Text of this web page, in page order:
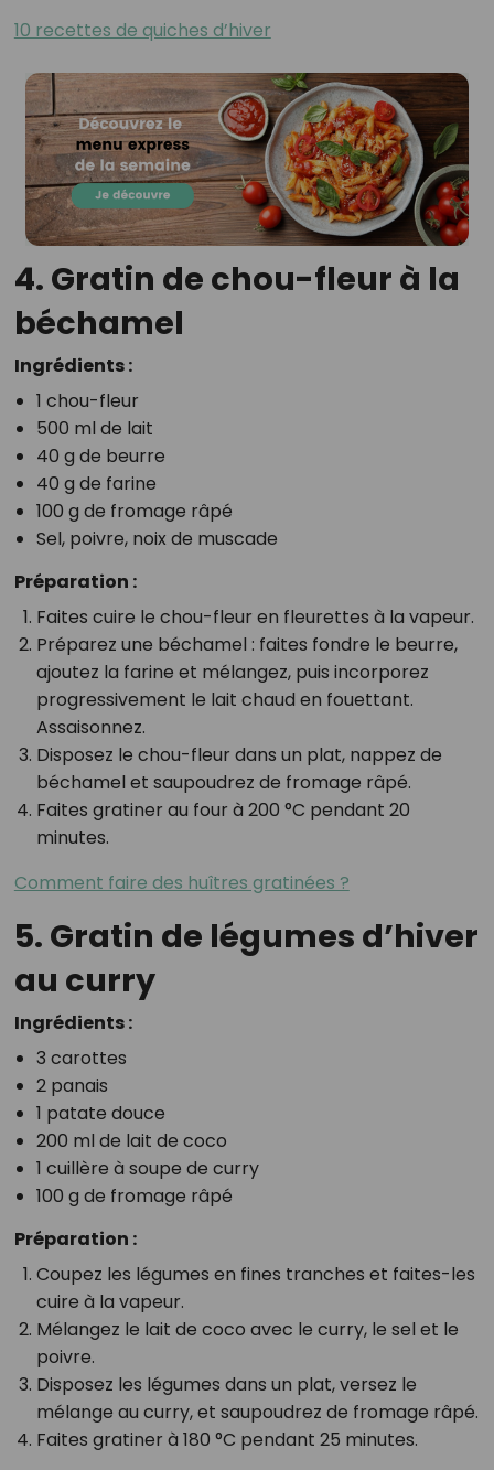
10 recettes de quiches d’hiver
4. Gratin de chou-fleur à la
béchamel
Ingrédients :
1 chou-fleur
500 ml de lait
40 g de beurre
40 g de farine
100 g de fromage râpé
Sel, poivre, noix de muscade
Préparation :
Faites cuire le chou-fleur en fleurettes à la vapeur.
Préparez une béchamel : faites fondre le beurre,
ajoutez la farine et mélangez, puis incorporez
progressivement le lait chaud en fouettant.
Assaisonnez.
Disposez le chou-fleur dans un plat, nappez de
béchamel et saupoudrez de fromage râpé.
Faites gratiner au four à 200 °C pendant 20
minutes.
Comment faire des huîtres gratinées ?
5. Gratin de légumes d’hiver
au curry
Ingrédients :
3 carottes
2 panais
1 patate douce
200 ml de lait de coco
1 cuillère à soupe de curry
100 g de fromage râpé
Préparation :
Coupez les légumes en fines tranches et faites-les
cuire à la vapeur.
Mélangez le lait de coco avec le curry, le sel et le
poivre.
Disposez les légumes dans un plat, versez le
mélange au curry, et saupoudrez de fromage râpé.
Faites gratiner à 180 °C pendant 25 minutes.